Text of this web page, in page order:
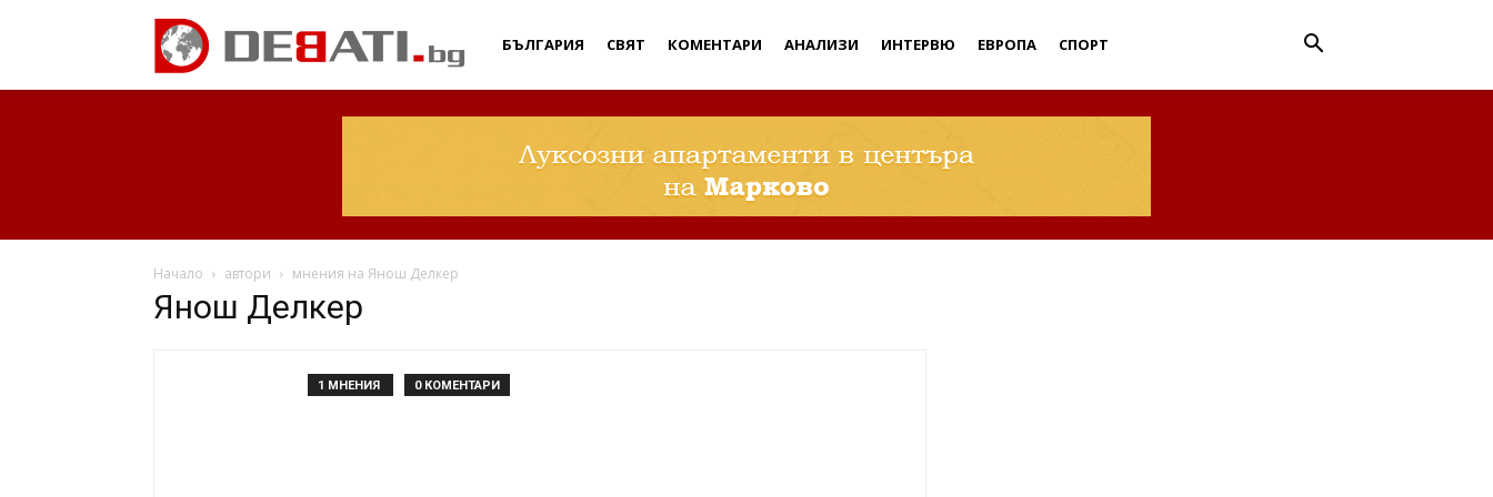
Дебати
БЪЛГАРИЯ СВЯТ КОМЕНТАРИ АНАЛИЗИ ИНТЕРВЮ ЕВРОПА СПОРТ
Начало автори мнения на Янош Делкер
Янош Делкер
1 МНЕНИЯ 0 КОМЕНТАРИ